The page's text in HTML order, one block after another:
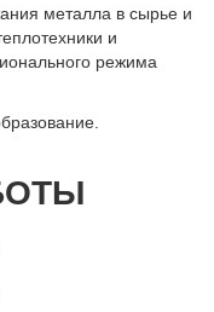
металла в сырье и
и
режима